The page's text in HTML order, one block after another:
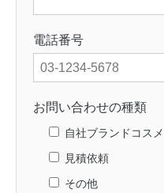
電話番号
お問い合わせの種類
自社ブランドコス
見積依頼
その他